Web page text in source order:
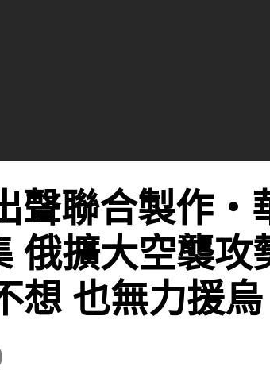
聲聯合製作‧
俄擴大空襲攻
想 也無力援烏